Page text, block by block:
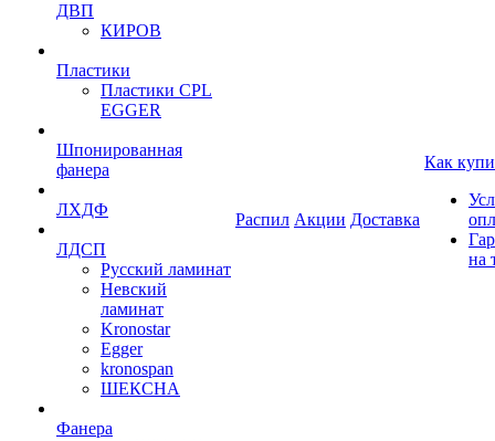
ДВП
КИРОВ
Пластики
Пластики CPL
EGGER
Шпонированная
фанера
ЛХДФ
ЛДСП
Русский ламинат
Невский
ламинат
Kronostar
Egger
kronospan
ШЕКСНА
Фанера
Распил Акции Доставка
Как
на